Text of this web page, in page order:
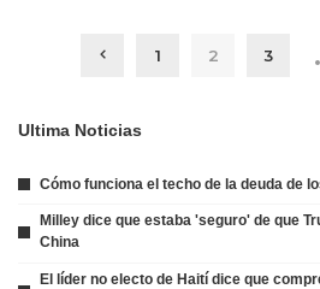
1 2 3
Ultima Noticias
Cómo funciona el techo de la deuda de
Milley dice que estaba 'seguro' de que
China
El líder no electo de Haití dice que